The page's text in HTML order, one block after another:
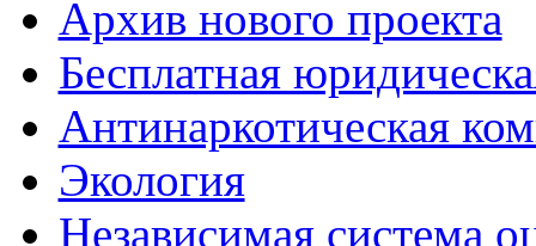
Архив нового проекта
Бесплатная
Антинаркотическая
Экология
Независимая система